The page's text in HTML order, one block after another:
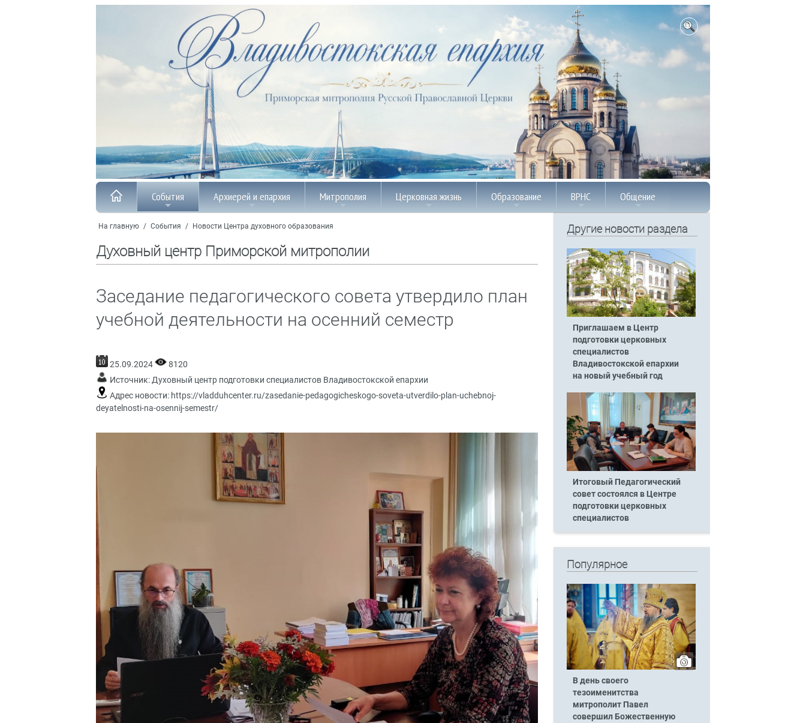
События Архиерей и епархия Митрополия Церковная жизнь Образование ВРНС Общение
На главную / События / Новости Центра духовного образования
Духовный центр Приморской митрополии
Заседание педагогического совета утвердило план
учебной деятельности на осенний семестр
25.09.2024
8120
Источник:Духовный центр подготовки специалистов Владивостокской епархии
Адрес новости: https://vladduhcenter.ru/zasedanie-pedagogicheskogo-soveta-utverdilo-plan-uchebnoj-
deyatelnosti-na-osennij-semestr/
Другие новости раздела
Приглашаем в Центр
подготовки церковных
специалистов
Владивостокской епархии
на новый учебный год
Итоговый Педагогический
совет состоялся в Центре
подготовки церковных
специалистов
Популярное
В день своего
тезоименитства
митрополит Павел
совершил Божественную